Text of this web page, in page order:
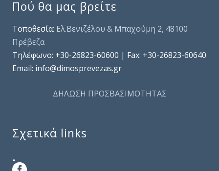
Πού θα μας βρείτε
Τοποθεσία: Ελ.Βενιζέλου & Μπαχούμη 2, 48100
Πρέβεζα
Τηλέφωνo: +30-26823-60600 | Fax: +30-26823-60640
Email: info@dimosprevezas.gr
ΔΗΛΩΣΗ ΠΡΟΣΒΑΣΙΜΟΤΗΤΑΣ
Σχετικά links
.